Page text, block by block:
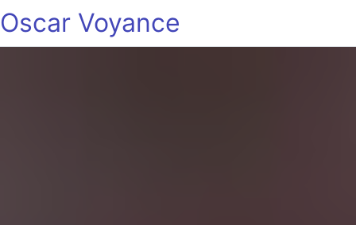
Oscar Voyance